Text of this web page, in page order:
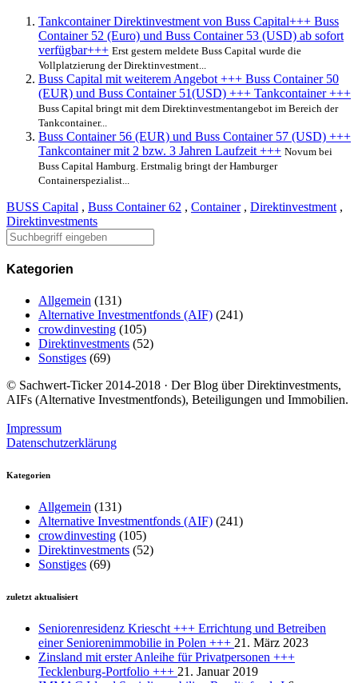
Tankcontainer Direktinvestment von Buss Capital+++ Buss
Container 52 (Euro) und Buss Container 53 (USD) ab sofort
verfügbar+++ Erst gestern meldete Buss Capital wurde die
Vollplatzierung der Direktinvestment...
Buss Capital mit weiterem Angebot +++ Buss Container 50
(EUR) und Buss Container 51(USD) +++ Tankcontainer +++
Buss Capital bringt mit dem Direktinvestmentangebot im Bereich der
Tankcontainer...
Buss Container 56 (EUR) und Buss Container 57 (USD) +++
Tankcontainer mit 2 bzw. 3 Jahren Laufzeit +++ Novum bei
Buss Capital Hamburg. Erstmalig bringt der Hamburger
Containerspezialist...
BUSS Capital , Buss Container 62 , Container, Direktinvestment ,
Direktinvestments
Kategorien
Allgemein (131)
Alternative Investmentfonds (AIF) (241)
crowdinvesting (105)
Direktinvestments (52)
Sonstiges (69)
© Sachwert-Ticker 2014-2018 · Der Blog über Direktinvestments,
AIFs (Alternative Investmentfonds), Beteiligungen und Immobilien.
Impressum
Datenschutzerklärung
Kategorien
Allgemein (131)
Alternative Investmentfonds (AIF) (241)
crowdinvesting (105)
Direktinvestments (52)
Sonstiges (69)
zuletzt aktualisiert
Seniorenresidenz Kriescht +++ Errichtung und Betreiben
einer Seniorenimmobilie in Polen +++ 21. März 2023
Zinsland mit erster Anleihe für Privatpersonen +++
Tecklenburg-Portfolio +++ 21. Januar 2019